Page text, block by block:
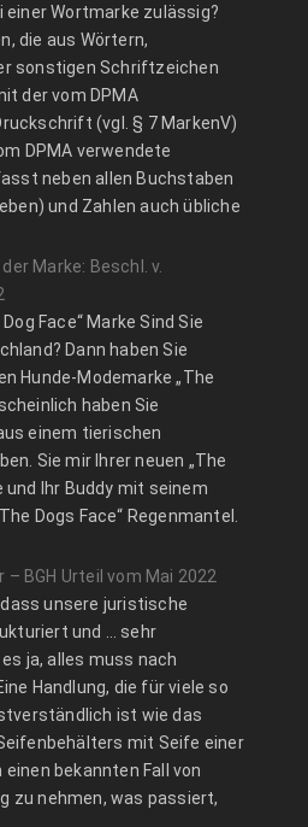
einer Wortmarke zulässig?
die aus Wörtern,
sonstigen Schriftzeichen
der vom DPMA
(vgl. § 7 MarkenV)
DPMA verwendete
neben allen Buchstaben
und Zahlen auch übliche
Marke: Beschl. v.
Face“ Marke Sind Sie
Dann haben Sie
Hunde-Modemarke „The
haben Sie
einem tierischen
Sie mir Ihrer neuen „The
und Ihr Buddy mit seinem
Dogs Face“ Regenmantel.
BGH Urteil vom Mai 2022
unsere juristische
und … sehr
ja, alles muss nach
Handlung, die für viele so
ist wie das
mit Seife einer
bekannten Fall von
zu nehmen, was passiert,